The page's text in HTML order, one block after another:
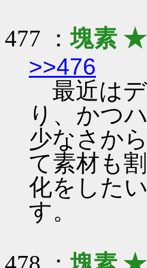
477 ：塊素 ★
>>476
最近はデ
り、かつ
少なさか
て素材も
化をした
す。